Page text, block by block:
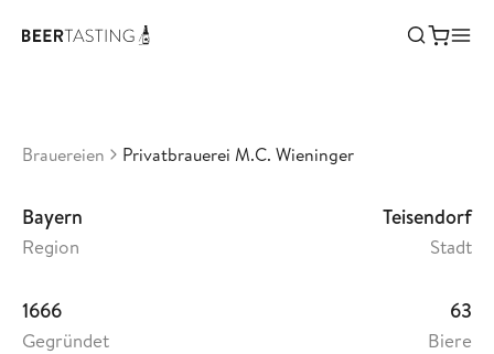
Privatbrauerei M.C. Wieninger
Brauereien Privatbrauerei M.C. Wieninger
Bayern
Region
Teisendorf
Stadt
1666
Gegründet
63
Biere